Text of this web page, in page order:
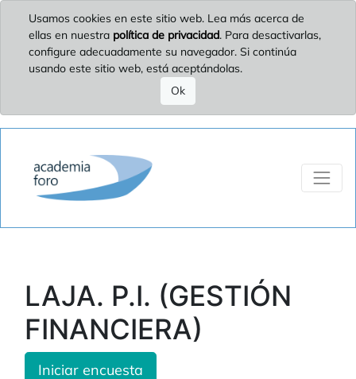
Usamos cookies en este sitio web. Lea más acerca de
ellas en nuestra política de privacidad. Para desactivarlas,
configure adecuadamente su navegador. Si continúa
usando este sitio web, está aceptándolas.
Ok
LAJA. P.I. (GESTIÓN
FINANCIERA)
Iniciar encuesta